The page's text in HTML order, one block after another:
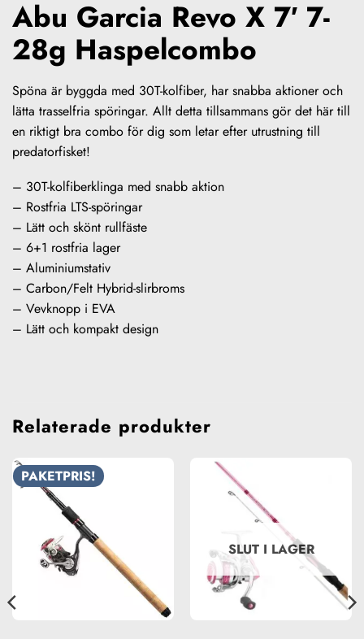
Abu Garcia Revo X 7′ 7-
28g Haspelcombo
Spöna är byggda med 30T-kolfiber, har snabba aktioner och
lätta trasselfria spöringar. Allt detta tillsammans gör det här till
en riktigt bra combo för dig som letar efter utrustning till
predatorfisket!
– 30T-kolfiberklinga med snabb aktion
– Rostfria LTS-spöringar
– Lätt och skönt rullfäste
– 6+1 rostfria lager
– Aluminiumstativ
– Carbon/Felt Hybrid-slirbroms
– Vevknopp i EVA
– Lätt och kompakt design
Relaterade produkter
PAKETPRIS!
SLUT I LAGER